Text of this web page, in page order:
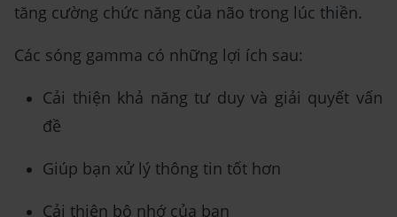
tăng cường chức năng của não trong lúc thiền.
Các sóng gamma có những lợi ích sau:
Cải thiện khả năng tư duy và giải quyết vấn
đề
Giúp bạn xử lý thông tin tốt hơn
Cải thiện bộ nhớ của bạn